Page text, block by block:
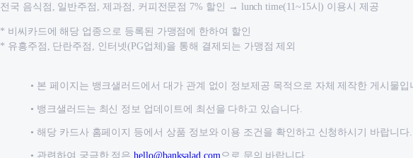
전국 음식점, 일반주점, 제과점, 커피전문점 7% 할인 → lunch time(11~15시) 이용시 제공
* 비씨카드에 해당 업종으로 등록된 가맹점에 한하여 할인
* 유흥주점, 단란주점, 인터넷(PG업체)을 통해 결제되는 가맹점 제외
본 페이지는 뱅크샐러드에서 대가 관계 없이 정보제공 목적으로 자체 제작한 게시물입
뱅크샐러드는 최신 정보 업데이트에 최선을 다하고 있습니다.
해당 카드사 홈페이지 등에서 상품 정보와 이용 조건을 확인하고 신청하시기 바랍니다.
관련하여 궁금한 점은 hello@banksalad.com 으로 문의 바랍니다.